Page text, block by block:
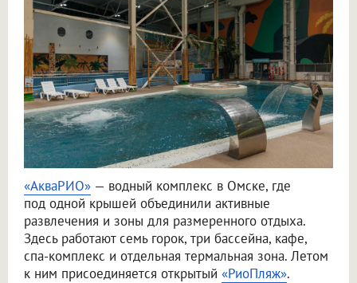
«АкваРИО» — водный комплекс в Омске, где
под одной крышей объединили активные
развлечения и зоны для размеренного отдыха.
Здесь работают семь горок, три бассейна, кафе,
спа-комплекс и отдельная термальная зона. Летом
к ним присоединяется открытый «РиоПляж».